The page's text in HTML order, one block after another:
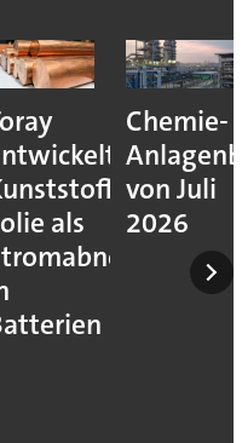
als
Chemie-
von Juli
2026